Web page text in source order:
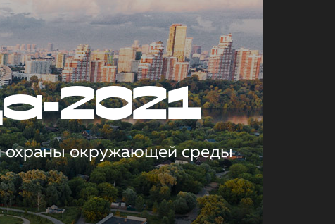
2021
охраны окружающей среды